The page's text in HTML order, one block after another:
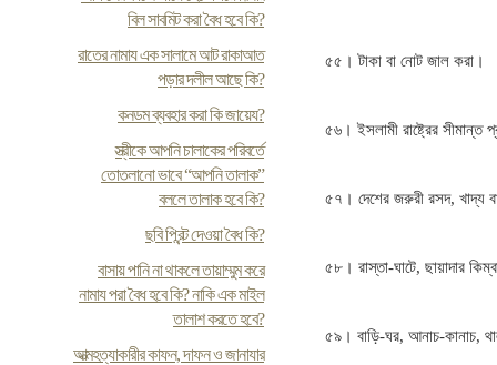
বিল সাবমিট করা বৈধ হবে কি?
রাতের নামায এক সালামে আট রাকাআত
পড়ার দলীল আছে কি?
কনডম ব্যবহার করা কি জায়েয?
স্ত্রীকে আপনি চালাকের পরিবর্তে
তোতলানো ভাবে “আপনি তালাক”
বললে তালাক হবে কি?
ছবি প্রিন্ট দেওয়া বৈধ কি?
বাসায় পানি না থাকলে তায়াম্মুম করে
নামায পরা বৈধ হবে কি? নাকি এক মাইল
তালাশ করতে হবে?
আত্মহত্যাকারীর কাফন, দাফন ও জানাযার
৫৫। টাকা বা নোট জাল করা।
৫৬। ইসলামী রাষ্ট্রের সীমান্ত
৫৭। দেশের জরুরী রসদ, খাদ্য বা
৫৮। রাস্তা-ঘাটে, ছায়াদার
৫৯। বাড়ি-ঘর, আনাচ-কানাচ,